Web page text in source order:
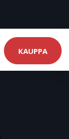
KAUPPA